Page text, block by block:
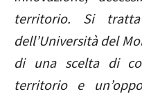
territorio. Si
dell’Università del
di una scelta di
territorio e